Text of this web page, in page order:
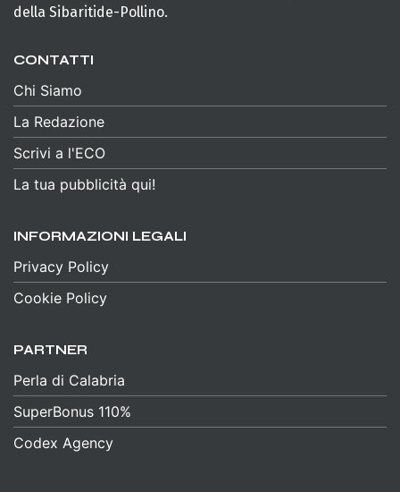
della Sibaritide-Pollino.
CONTATTI
Chi Siamo
La Redazione
Scrivi a l'ECO
La tua pubblicità qui!
INFORMAZIONI LEGALI
Privacy Policy
Cookie Policy
PARTNER
Perla di Calabria
SuperBonus 110%
Codex Agency